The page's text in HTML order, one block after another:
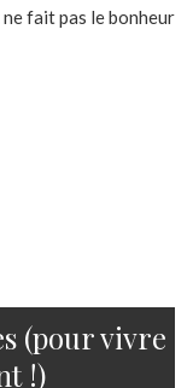
fait pas le bonheur
(pour vivre
!)